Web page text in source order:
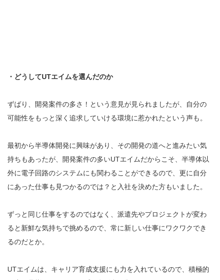
・どうしてUTエイムを選んだのか
ずばり、開発案件の多さ！という意見が見られましたが、自分の
可能性をもっと深く追求していける環境に惹かれたという声も。
最初から半導体開発に興味があり、その開発の道へと進みたい気
持ちもあったが、開発案件の多いUTエイムだからこそ、半導体以
外に電子回路のシステムにも関わることができるので、更に自分
にあった仕事も見つかるのでは？と入社を決めた方もいました。
ずっと同じ仕事をするのではなく、派遣先やプロジェクトが変わ
ると新鮮な気持ちで挑めるので、常に新しい仕事にワクワクでき
るのだとか。
UTエイムは、キャリア育成支援にも力を入れているので、積極的